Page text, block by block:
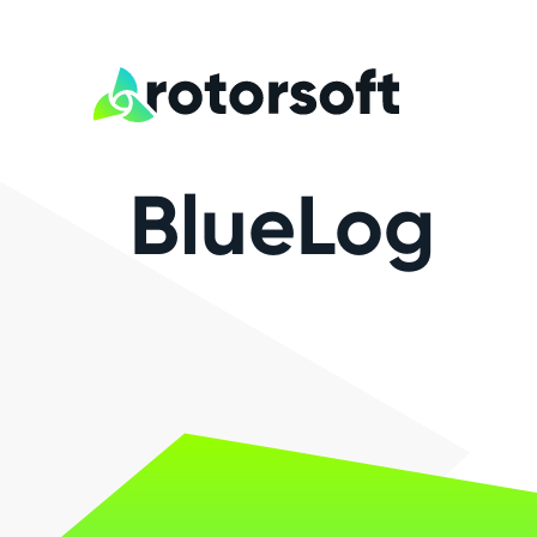
BlueLog